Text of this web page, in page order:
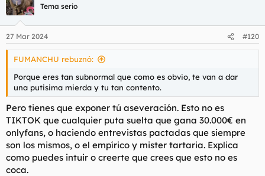
c
i
e
s
Tema serio
27 Mar 2024 #120
FUMANCHU rebuznó:
Porque eres tan subnormal que como es obvio, te van a dar
una putisima mierda y tu tan contento.
Pero tienes que exponer tú aseveración. Esto no es
TIKTOK que cualquier puta suelta que gana 30.000€ en
onlyfans, o haciendo entrevistas pactadas que siempre
son los mismos, o el empírico y mister tartaria. Explica
como puedes intuir o creerte que crees que esto no es
coca.